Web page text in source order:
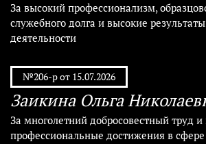
За высокий профессионализм,
служебного долга и высокие
деятельности
№206-р от 15.07.2026
Заикина Ольга
За многолетний добросовестный труд и
профессиональные достижения в